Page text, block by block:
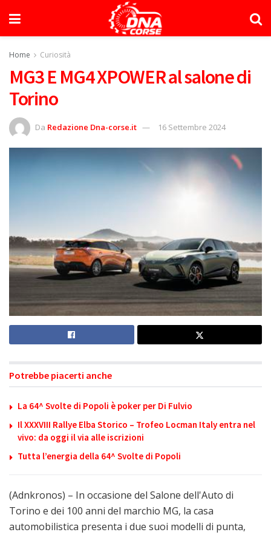
Home Curiosità
MG3 E MG4 XPOWER al salone di
Torino
Da Redazione Dna-corse.it 16 Settembre 2024
Potrebbe piacerti anche
La 64^ Svolte di Popoli è poker per Di Fulvio
Il XXXVIII Rallye Elba Storico – Trofeo Locman Italy entra nel
vivo: da oggi il via alle iscrizioni
Tutta l’energia della 64^ Svolte di Popoli
(Adnkronos) – In occasione del Salone dell'Auto di
Torino e dei 100 anni del marchio MG, la casa
automobilistica presenta i due suoi modelli di punta,